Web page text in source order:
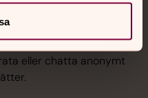
eller chatta anonymt